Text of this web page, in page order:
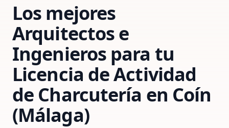
Los mejores
Arquitectos e
Ingenieros para tu
Licencia de Actividad
de Charcutería en Coín
(Málaga)